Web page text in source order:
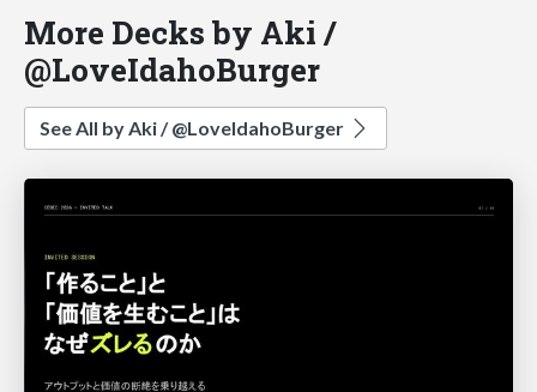
More Decks by Aki /
@LoveIdahoBurger
See All by Aki / @LoveIdahoBurger